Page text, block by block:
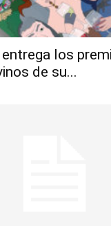
los
de su...